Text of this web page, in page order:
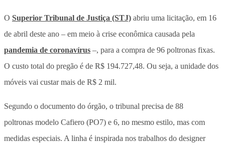
O Superior Tribunal de Justiça (STJ) abriu uma licitação, em 16
de abril deste ano – em meio à crise econômica causada pela
pandemia de coronavírus –, para a compra de 96 poltronas fixas.
O custo total do pregão é de R$ 194.727,48. Ou seja, a unidade dos
móveis vai custar mais de R$ 2 mil.
Segundo o documento do órgão, o tribunal precisa de 88
poltronas modelo Cafiero (PO7) e 6, no mesmo estilo, mas com
medidas especiais. A linha é inspirada nos trabalhos do designer